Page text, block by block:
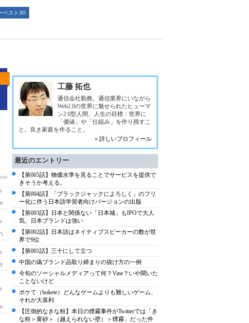
ベスト30
工藤 拓也
通信会社勤務。通信業界にいながら
Web2.0の世界に魅せられたヒューマ
ン2.0型人間。人生の目標：世界に
「価値」や「仕組み」を作り残すこ
と。良き家庭を作ること。
» 詳しいプロフィール
最近のエントリー
【第005話】物価水準を見ることでサービスを提供で
きそうか考える。
【第004話】「ブラックジャックによろしく」のフリ
ー化に伴う日本語学習者向けバージョンの出版
【第003話】日本と関係ない「日本城」もIPOで大人
気、日本ブランドは強い
【第002話】日本語はネイティブスピーカーの数が世
界で9位
【第001話】三十にして立つ
中国の偽ブランド品取り締まりの抜け方の一例
今旬のソーシャルメディアって何？Vine？いや聞いた
ことないけど
ボケて（bokete）どんなゲームよりも難しいゲーム、
それが大喜利
【圧倒的なきな粉】本日の煙霧事件がTwitterでは「き
な粉＞黄砂＞（越えられない壁）＞煙霧」だった件